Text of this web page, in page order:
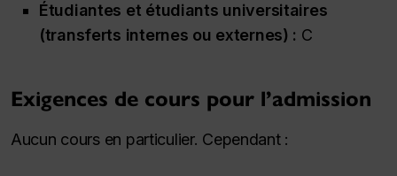
Étudiantes et étudiants universitaires
(transferts internes ou externes) : C
Exigences de cours pour l’admission
Aucun cours en particulier. Cependant :